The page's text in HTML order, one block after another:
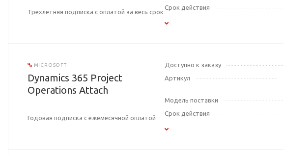
Трехлетняя подписка с оплатой за весь срок
Срок действия
MICROSOFT
Dynamics 365 Project
Operations Attach
Годовая подписка с ежемесячной оплатой
Доступно к заказу
Артикул
Модель поставки
Срок действия